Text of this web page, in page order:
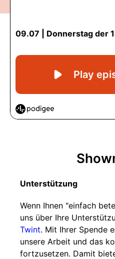
Unterstützung
Wenn Ihnen "einfach
uns über Ihre
Twint. Mit Ihrer Spende
unsere Arbeit und das
fortzusetzen. Damit